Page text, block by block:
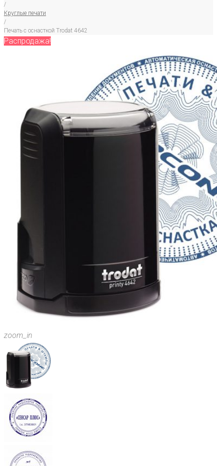
/
Круглые печати
/
Печать с оснасткой Trodat 4642
Распродажа!
zoom_in